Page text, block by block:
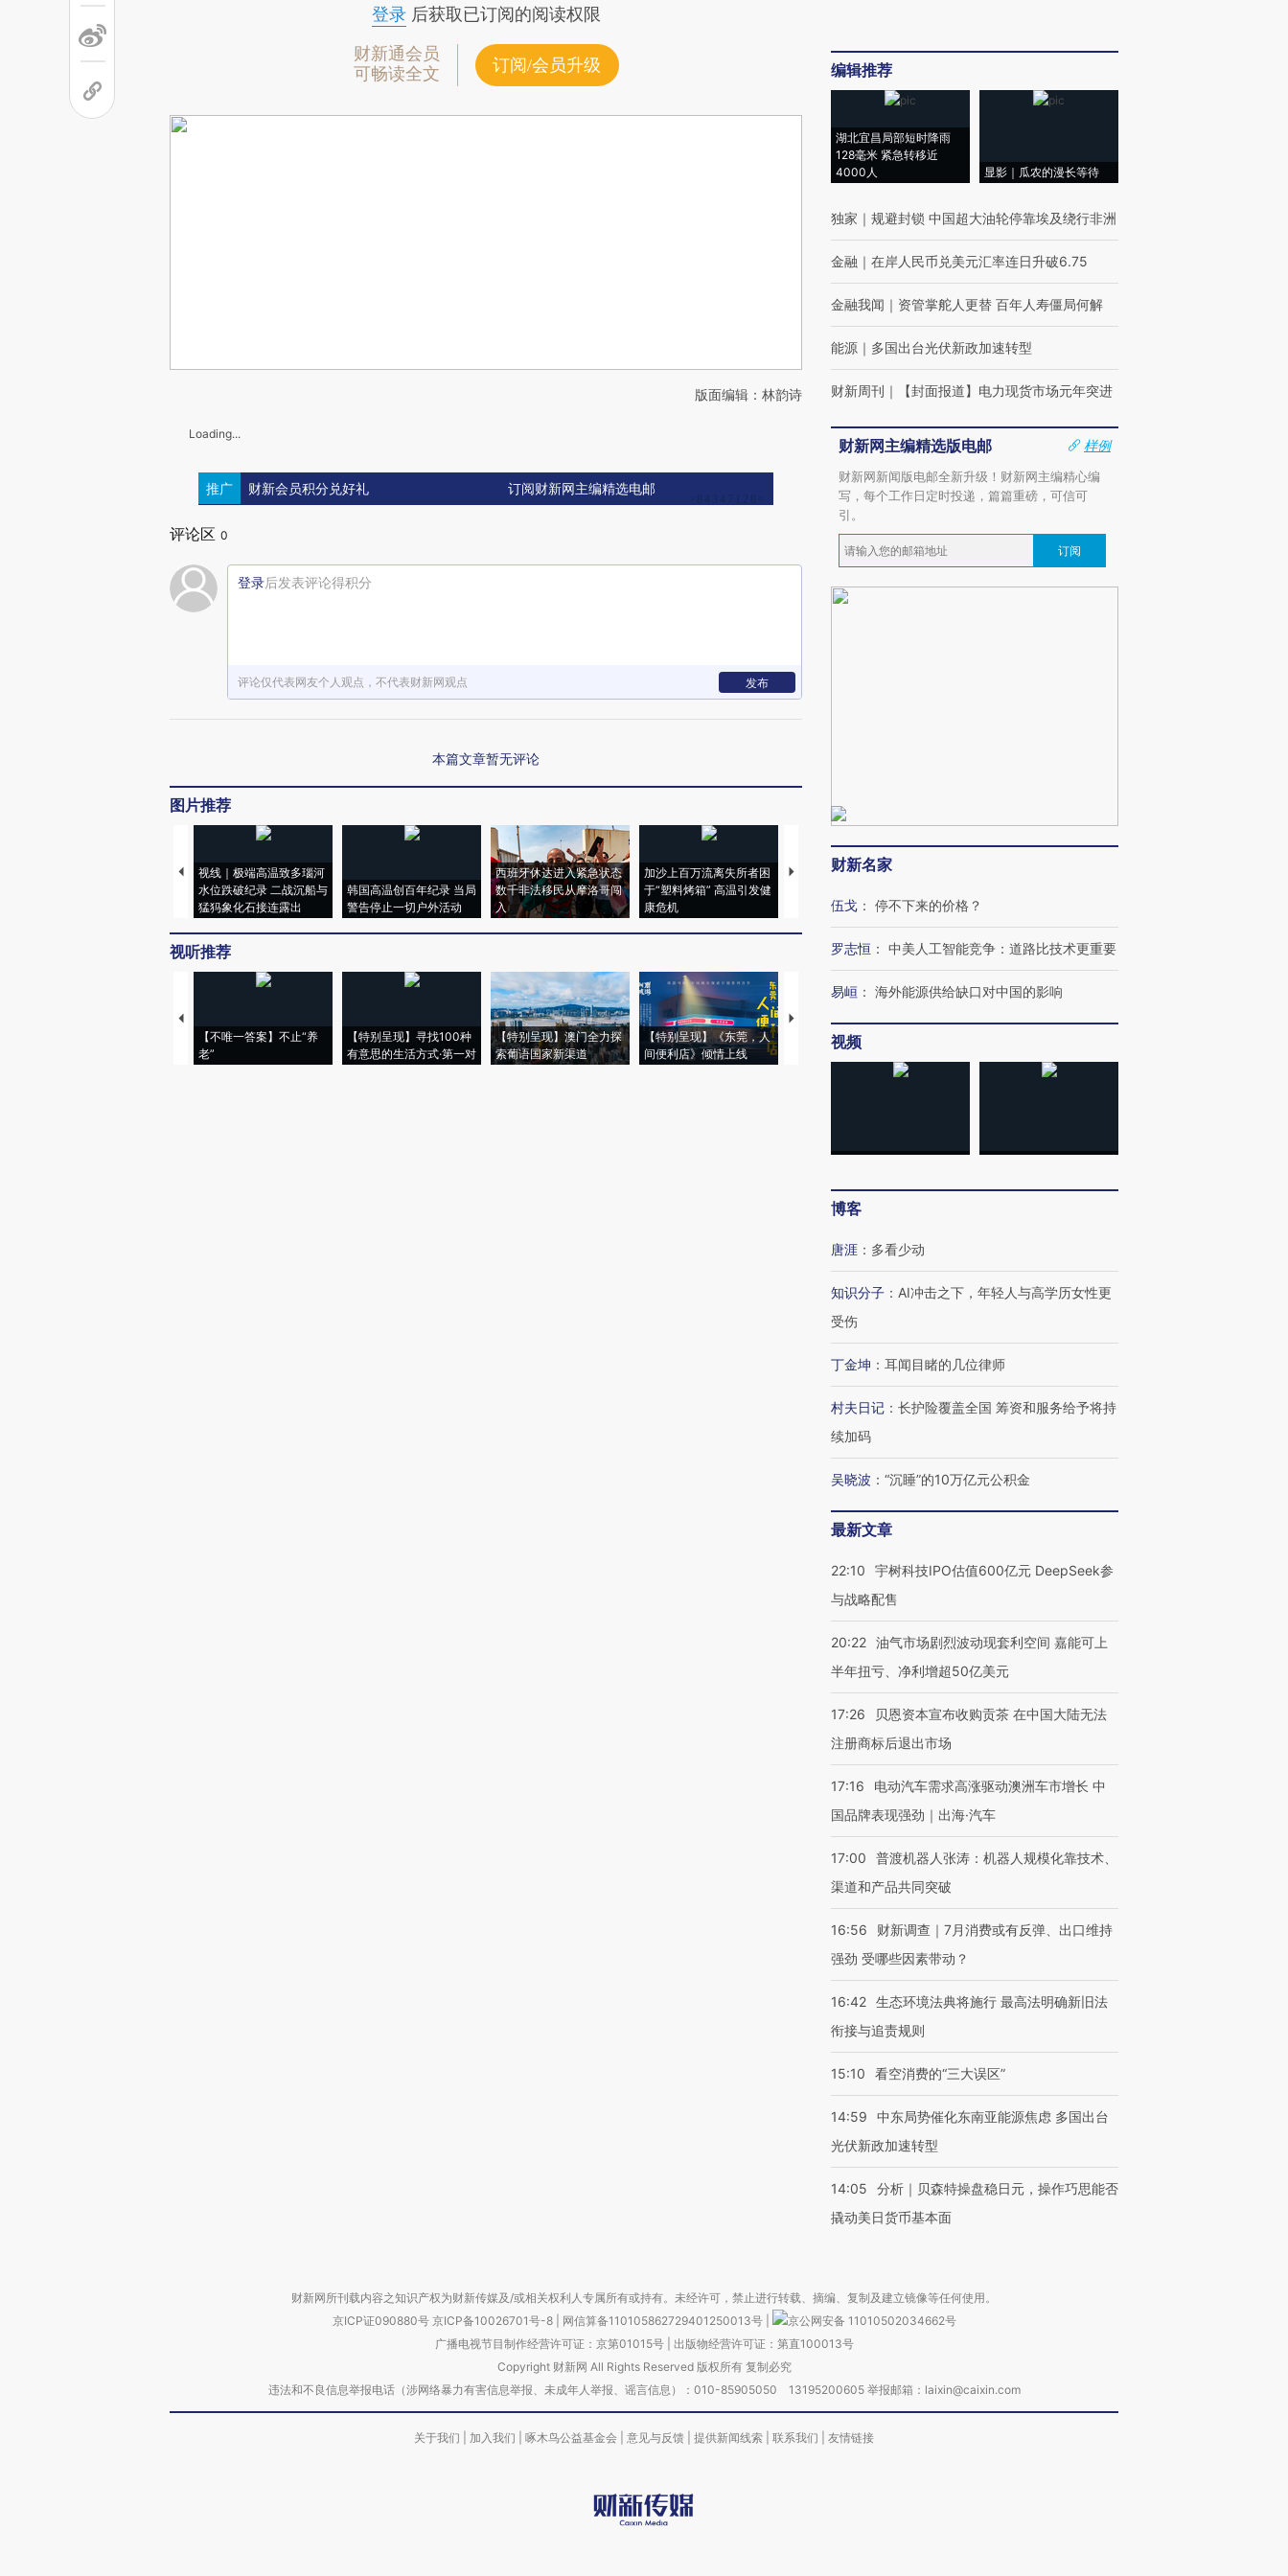
登录后获取已订阅的阅读权限
财新通会员
可畅读全文
订阅/会员升级
版面编辑：林韵诗
Loading...
推广 财新会员积分兑好礼 订阅财新网主编精选电邮
评论区 0
登录后发表评论得积分
评论仅代表网友个人观点，不代表财新网观点 发布
本篇文章暂无评论
图片推荐
视线｜极端高温致多瑙河
水位跌破纪录 二战沉船与
猛犸象化石接连露出
韩国高温创百年纪录 当局
警告停止一切户外活动
西班牙休达进入紧急状态
数千非法移民从摩洛哥闯
入
加沙上百万流离失所者困
于“塑料烤箱” 高温引发健
康危机
视线｜HYROX的吸金
心“花钱找虐”？
毒品
视听推荐
【不唯一答案】不止“养
老”
【特别呈现】寻找100种
有意思的生活方式·第一对
【特别呈现】澳门全力探
索葡语国家新渠道
【特别呈现】《东莞，人
间便利店》倾情上线
【推广】走进第四届链博
会，让数智科技“链”接产
【商旅对话】华住集团
编辑推荐
湖北宜昌局部短时降雨
128毫米 紧急转移近
4000人
显影｜瓜农的漫长等待
独家 ｜ 规避封锁 中国超大油轮停靠埃及绕行非洲
金融 ｜ 在岸人民币兑美元汇率连日升破6.75
金融我闻 ｜ 资管掌舵人更替 百年人寿僵局何解
能源 ｜ 多国出台光伏新政加速转型
财新周刊 ｜ 【封面报道】电力现货市场元年突进
财新网主编精选版电邮
样例
财新网新闻版电邮全新升级！财新网主编精心编
写，每个工作日定时投递，篇篇重磅，可信可
引。
订阅
财新名家
伍戈 ： 停不下来的价格？
罗志恒 ： 中美人工智能竞争：道路比技术更重要
易峘 ： 海外能源供给缺口对中国的影响
视频
博客
唐涯 ： 多看少动
知识分子 ： AI冲击之下，年轻人与高学历女性更
受伤
丁金坤 ： 耳闻目睹的几位律师
村夫日记 ： 长护险覆盖全国 筹资和服务给予将持
续加码
吴晓波 ： “沉睡”的10万亿元公积金
最新文章
22:10
宇树科技IPO估值600亿元 DeepSeek参
与战略配售
20:22 油气市场剧烈波动现套利空间 嘉能可上
半年扭亏、净利增超50亿美元
17:26
贝恩资本宣布收购贡茶 在中国大陆无法
注册商标后退出市场
17:16
电动汽车需求高涨驱动澳洲车市增长 中
国品牌表现强劲｜出海·汽车
17:00
普渡机器人张涛：机器人规模化靠技术、
渠道和产品共同突破
16:56
财新调查｜7月消费或有反弹、出口维持
强劲 受哪些因素带动？
16:42 生态环境法典将施行 最高法明确新旧法
衔接与追责规则
15:10 看空消费的“三大误区”
14:59
中东局势催化东南亚能源焦虑 多国出台
光伏新政加速转型
14:05
分析｜贝森特操盘稳日元，操作巧思能否
撬动美日货币基本面
财新网所刊载内容之知识产权为财新传媒及/或相关权利人专属所有或持有。未经许可，禁止进行转载、摘编、复制及建立镜像等任何使用。
京ICP证090880号 京ICP备10026701号-8 网信算备110105862729401250013号
京公网安备 11010502034662号
广播电视节目制作经营许可证：京第01015号| 出版物经营许可证：第直100013号
Copyright 财新网 All Rights Reserved 版权所有 复制必究
违法和不良信息举报电话（涉网络暴力有害信息举报、未成年人举报、谣言信息）：010-85905050 13195200605 举报邮箱：laixin@caixin.com
关于我们 加入我们 啄木鸟公益基金会 意见与反馈 提供新闻线索 联系我们 友情链接